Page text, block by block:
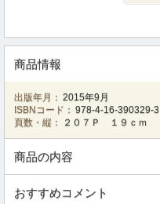
商品情報
出版年月： 2015年9月
ISBNコード： 978-4-16-390329-3
頁数・縦：
２０７Ｐ １９ｃｍ
商品の内容
おすすめコメント